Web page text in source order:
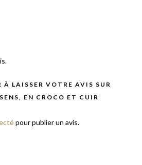
À LAISSER VOTRE AVIS SUR
EN CROCO ET CUIR
pour publier un avis.